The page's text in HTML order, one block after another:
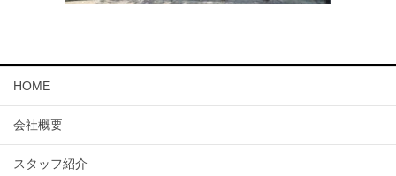
HOME
会社概要
スタッフ紹介